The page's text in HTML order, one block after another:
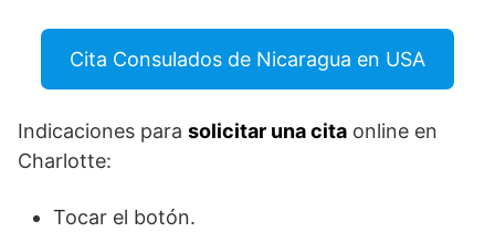
Cita Consulados de Nicaragua en USA
Indicaciones para solicitar una cita online en
Charlotte:
Tocar el botón.